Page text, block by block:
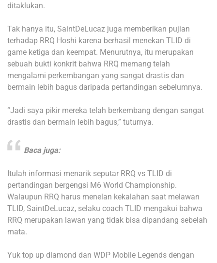
ditaklukan.
Tak hanya itu, SaintDeLucaz juga memberikan pujian
terhadap RRQ Hoshi karena berhasil menekan TLID di
game ketiga dan keempat. Menurutnya, itu merupakan
sebuah bukti konkrit bahwa RRQ memang telah
mengalami perkembangan yang sangat drastis dan
bermain lebih bagus daripada pertandingan sebelumnya.
“Jadi saya pikir mereka telah berkembang dengan sangat
drastis dan bermain lebih bagus,” tuturnya.
Baca juga:
Itulah informasi menarik seputar RRQ vs TLID di
pertandingan bergengsi M6 World Championship.
Walaupun RRQ harus menelan kekalahan saat melawan
TLID, SaintDeLucaz, selaku coach TLID mengakui bahwa
RRQ merupakan lawan yang tidak bisa dipandang sebelah
mata.
Yuk top up diamond dan WDP Mobile Legends dengan